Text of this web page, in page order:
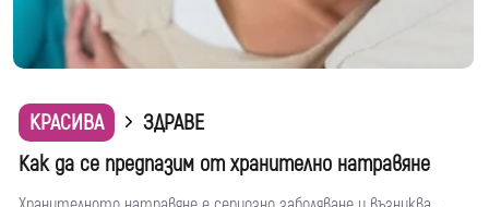
КРАСИВА
ЗДРАВЕ
Как да се предпазим от хранително натравяне